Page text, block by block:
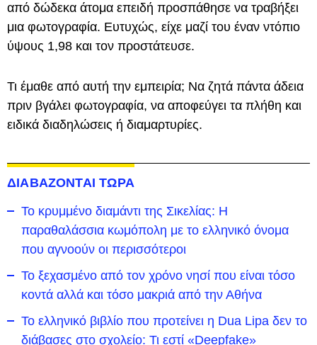
από δώδεκα άτομα επειδή προσπάθησε να τραβήξει
μια φωτογραφία. Ευτυχώς, είχε μαζί του έναν ντόπιο
ύψους 1,98 και τον προστάτευσε.
Τι έμαθε από αυτή την εμπειρία; Να ζητά πάντα άδεια
πριν βγάλει φωτογραφία, να αποφεύγει τα πλήθη και
ειδικά διαδηλώσεις ή διαμαρτυρίες.
ΔΙΑΒΑΖΟΝΤΑΙ ΤΩΡΑ
Το κρυμμένο διαμάντι της Σικελίας: Η
παραθαλάσσια κωμόπολη με το ελληνικό όνομα
που αγνοούν οι περισσότεροι
To ξεχασμένο από τον χρόνο νησί που είναι τόσο
κοντά αλλά και τόσο μακριά από την Αθήνα
Το ελληνικό βιβλίο που προτείνει η Dua Lipa δεν το
διάβασες στο σχολείο: Τι εστί «Deepfake»